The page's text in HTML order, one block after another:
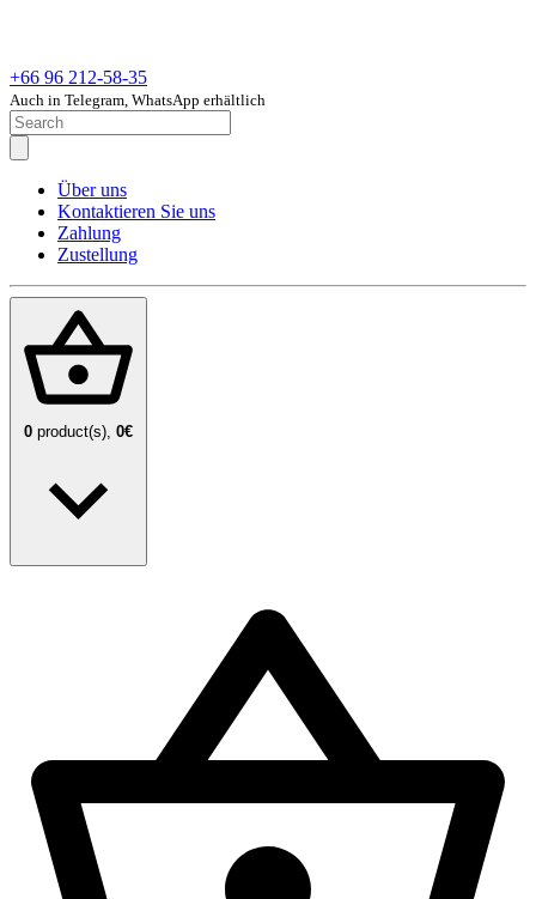
+66 96 212-58-35
Auch in Telegram, WhatsApp erhältlich
Über uns
Kontaktieren Sie uns
Zahlung
Zustellung
0 product(s), 0€